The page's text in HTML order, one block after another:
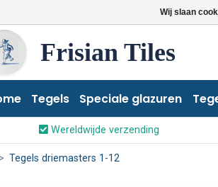
Wij slaan
Frisian Tiles
Tegels Speciale glazuren
Wereldwijde verzending
Tegels driemasters 1-12